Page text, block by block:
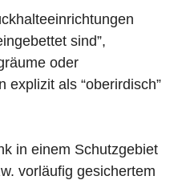
sind”,
oder
explizit als “oberirdisch”
in einem Schutzgebiet
vorläufig gesichertem